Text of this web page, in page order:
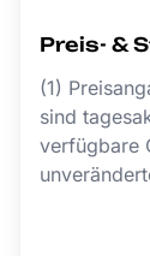
Preis- &
(1)
sind
verfügbare